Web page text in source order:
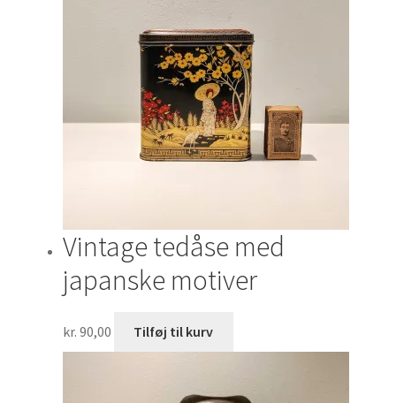
Vintage tedåse med
japanske motiver
kr. 90,00 Tilføj til kurv